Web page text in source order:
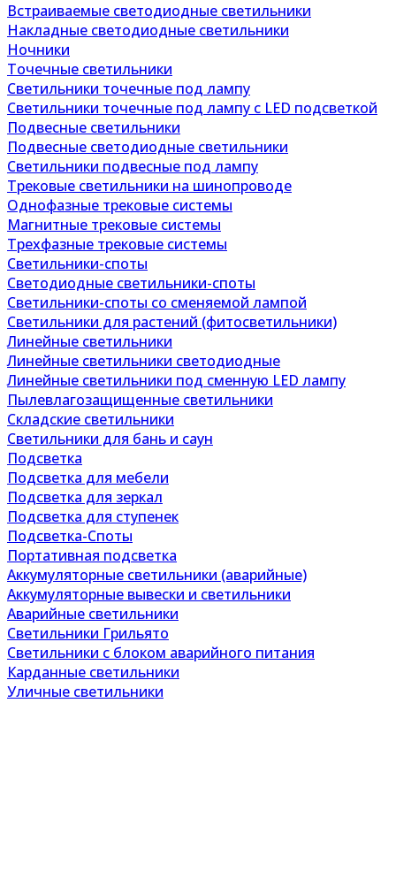
Встраиваемые светодиодные светильники
Накладные светодиодные светильники
Ночники
Точечные светильники
Светильники точечные под лампу
Светильники точечные под лампу с LED подсветкой
Подвесные светильники
Подвесные светодиодные светильники
Светильники подвесные под лампу
Трековые светильники на шинопроводе
Однофазные трековые системы
Магнитные трековые системы
Трехфазные трековые системы
Светильники-споты
Светодиодные светильники-споты
Светильники-споты со сменяемой лампой
Светильники для растений (фитосветильники)
Линейные светильники
Линейные светильники светодиодные
Линейные светильники под сменную LED лампу
Пылевлагозащищенные светильники
Складские светильники
Светильники для бань и саун
Подсветка
Подсветка для мебели
Подсветка для зеркал
Подсветка для ступенек
Подсветка-Споты
Портативная подсветка
Аккумуляторные светильники (аварийные)
Аккумуляторные вывески и светильники
Аварийные светильники
Светильники Грильято
Светильники с блоком аварийного питания
Карданные светильники
Уличные светильники